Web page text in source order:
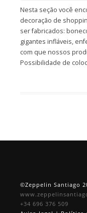
Nesta seção você
decoração de
ser fabricados:
gigantes infláveis,
com que nossos
Possibilidade de
©Zeppelin Santiago
+34 696 376 509